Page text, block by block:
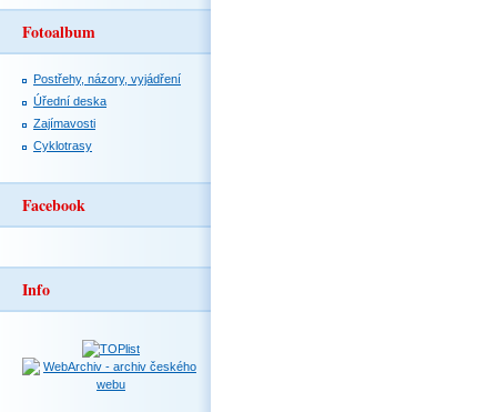
Fotoalbum
Postřehy, názory, vyjádření
Úřední deska
Zajímavosti
Cyklotrasy
Facebook
Info